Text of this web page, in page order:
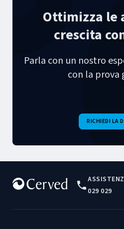
Ottimizza
crescita
Parla con un nostro
con la prova
RICHIEDI LA
029 029